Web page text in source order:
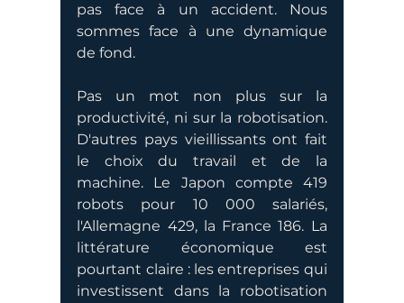
pas face à un accident. Nous
sommes face à une dynamique
de fond.
Pas un mot non plus sur la
productivité, ni sur la robotisation.
D'autres pays vieillissants ont fait
le choix du travail et de la
machine. Le Japon compte 419
robots pour 10 000 salariés,
l'Allemagne 429, la France 186. La
littérature économique est
pourtant claire : les entreprises qui
investissent dans la robotisation